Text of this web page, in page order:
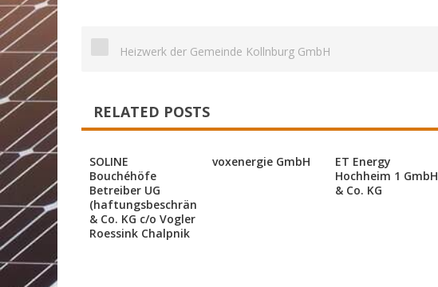
Heizwerk der Gemeinde Kollnburg GmbH
RELATED POSTS
SOLINE
Bouchéhöfe
Betreiber UG
(haftungsbeschränkt)
& Co. KG c/o Vogler
Roessink Chalpnik
voxenergie GmbH
ET Energy
Hochheim 1 GmbH
& Co. KG